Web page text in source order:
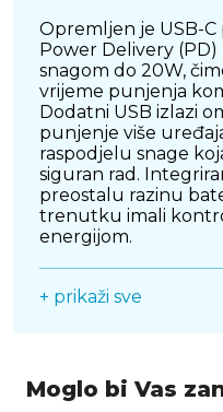
Opremljen je USB-
Power Delivery
snagom do 20W,
vrijeme punjenja
Dodatni USB izlazi
punjenje više
raspodjelu snage
siguran rad.
preostalu razinu
trenutku imali
energijom.
nudi napredne
izborom za sve koji
dodatne energije u
+ prikaži sve
Moglo bi Vas